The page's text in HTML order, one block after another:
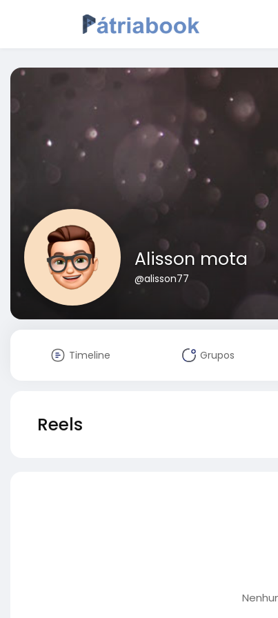
Alisson mota
@alisson77
Timeline Grupos
Reels